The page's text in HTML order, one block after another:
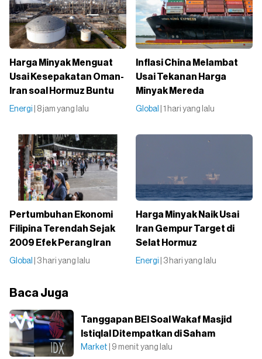
Harga Minyak Menguat
Usai Kesepakatan Oman-
Iran soal Hormuz Buntu
Energi | 8 jam yang lalu
Inflasi China Melambat
Usai Tekanan Harga
Minyak Mereda
Global | 1 hari yang lalu
Pertumbuhan Ekonomi
Filipina Terendah Sejak
2009 Efek Perang Iran
Global | 3 hari yang lalu
Harga Minyak Naik Usai
Iran Gempur Target di
Selat Hormuz
Energi | 3 hari yang lalu
Baca Juga
Tanggapan BEI Soal Wakaf Masjid
Istiqlal Ditempatkan di Saham
Market | 9 menit yang lalu